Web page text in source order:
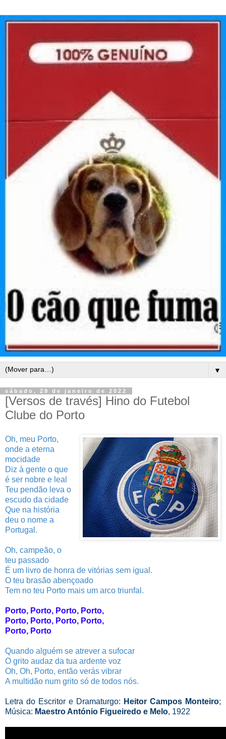
▼
sábado, 29 de janeiro de 2022
[Versos de través] Hino do Futebol
Clube do Porto
Oh, meu Porto,
onde a eterna
mocidade
Diz à gente o que
é ser nobre e leal
Teu pendão leva o
escudo da cidade
Que na história
deu o nome a
Portugal.
Oh, campeão, o
teu passado
É um livro de honra de vitórias sem igual.
O teu brasão abençoado
Tem no teu Porto mais um arco triunfal.
Porto, Porto, Porto, Porto,
Porto, Porto, Porto, Porto,
Porto, Porto
Quando alguém se atrever a sufocar
O grito audaz da tua ardente voz
Oh, Oh, Porto, então verás vibrar
A multidão num grito só de todos nós.
Letra do Escritor e Dramaturgo: Heitor Campos Monteiro;
Música: Maestro António Figueiredo e Melo, 1922